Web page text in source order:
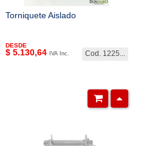
Torniquete Aislado
Cod. 1225...
DESDE
$ 5.130,64 IVA Inc.